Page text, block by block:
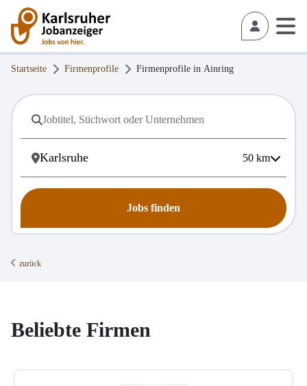
Startseite Firmenprofile Firmenprofile in Ainring
50 km
Jobs finden
zurück
Beliebte Firmen